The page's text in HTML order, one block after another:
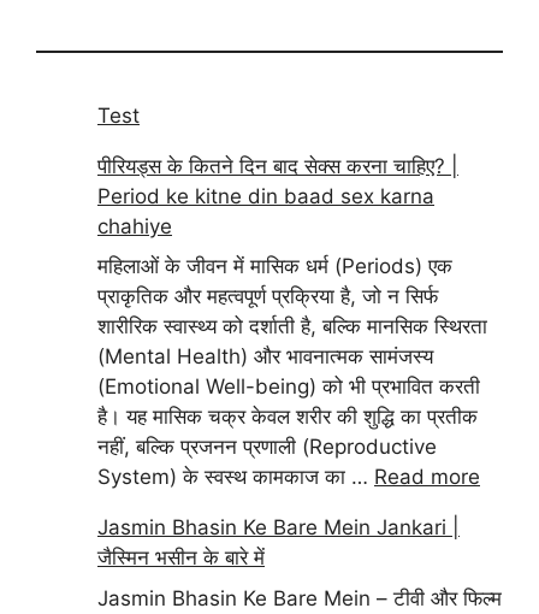
Test
पीरियड्स के कितने दिन बाद सेक्स करना चाहिए? |
Period ke kitne din baad sex karna
chahiye
महिलाओं के जीवन में मासिक धर्म (Periods) एक
प्राकृतिक और महत्वपूर्ण प्रक्रिया है, जो न सिर्फ
शारीरिक स्वास्थ्य को दर्शाती है, बल्कि मानसिक स्थिरता
(Mental Health) और भावनात्मक सामंजस्य
(Emotional Well-being) को भी प्रभावित करती
है। यह मासिक चक्र केवल शरीर की शुद्धि का प्रतीक
नहीं, बल्कि प्रजनन प्रणाली (Reproductive
System) के स्वस्थ कामकाज का … Read more
Jasmin Bhasin Ke Bare Mein Jankari |
जैस्मिन भसीन के बारे में
Jasmin Bhasin Ke Bare Mein – टीवी और फिल्म